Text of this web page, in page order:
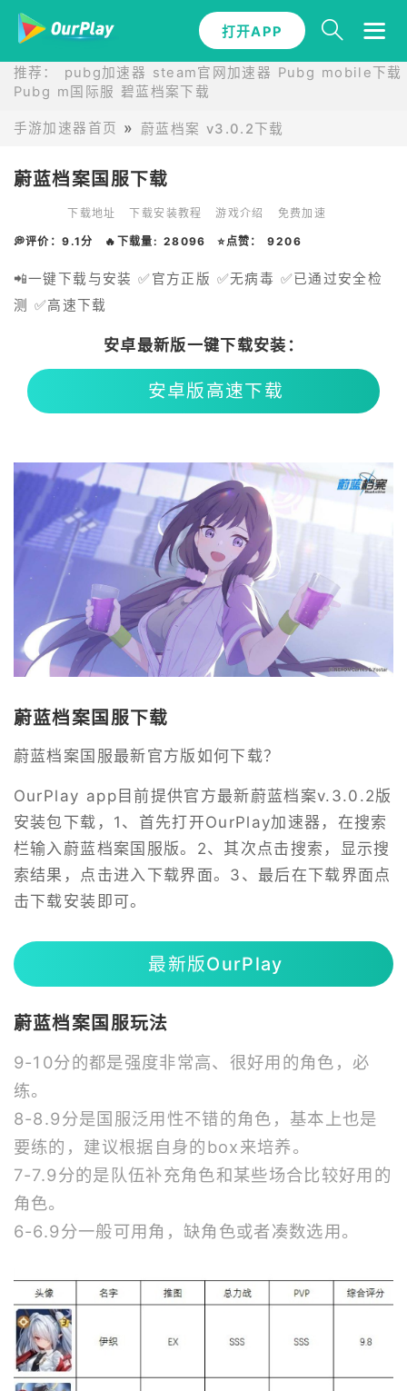
打开APP
推荐： pubg加速器 steam官网加速器 Pubg mobile下载
Pubg m国际服 碧蓝档案下载
手游加速器首页 蔚蓝档案 v3.0.2下载
蔚蓝档案国服下载
下载地址 下载安装教程 游戏介绍 免费加速
💭评价：9.1分 🔥下载量: 28096 ⭐点赞： 9206
📲一键下载与安装 ✅官方正版 ✅无病毒 ✅已通过安全检
测 ✅高速下载
安卓最新版一键下载安装：
安卓版高速下载
蔚蓝档案国服下载
蔚蓝档案国服最新官方版如何下载？
OurPlay app目前提供官方最新蔚蓝档案v.3.0.2版
安装包下载，1、首先打开OurPlay加速器，在搜索
栏输入蔚蓝档案国服版。2、其次点击搜索，显示搜
索结果，点击进入下载界面。3、最后在下载界面点
击下载安装即可。
最新版OurPlay
蔚蓝档案国服玩法
9-10分的都是强度非常高、很好用的角色，必
练。
8-8.9分是国服泛用性不错的角色，基本上也是
要练的，建议根据自身的box来培养。
7-7.9分的是队伍补充角色和某些场合比较好用的
角色。
6-6.9分一般可用角，缺角色或者凑数选用。